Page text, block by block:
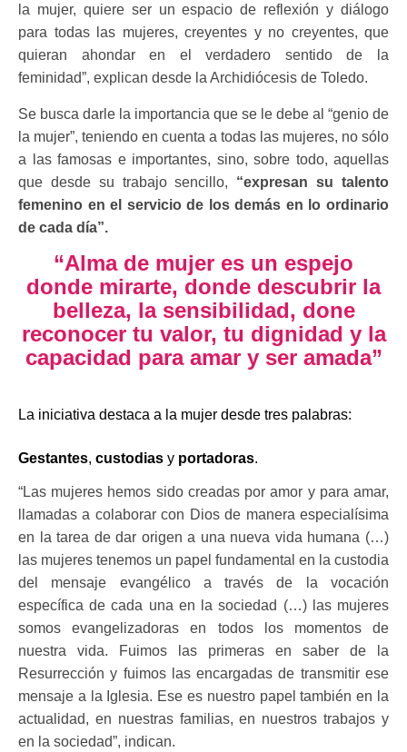
la mujer, quiere ser un espacio de reflexión y diálogo
para todas las mujeres, creyentes y no creyentes, que
quieran ahondar en el verdadero sentido de la
feminidad”, explican desde la Archidiócesis de Toledo.
Se busca darle la importancia que se le debe al “genio de
la mujer”, teniendo en cuenta a todas las mujeres, no sólo
a las famosas e importantes, sino, sobre todo, aquellas
que desde su trabajo sencillo, “expresan su talento
femenino en el servicio de los demás en lo ordinario
de cada día”.
“Alma de mujer es un espejo
donde mirarte, donde descubrir la
belleza, la sensibilidad, done
reconocer tu valor, tu dignidad y la
capacidad para amar y ser amada”
La iniciativa destaca a la mujer desde tres palabras:
Gestantes, custodias y portadoras.
“Las mujeres hemos sido creadas por amor y para amar,
llamadas a colaborar con Dios de manera especialísima
en la tarea de dar origen a una nueva vida humana (…)
las mujeres tenemos un papel fundamental en la custodia
del mensaje evangélico a través de la vocación
específica de cada una en la sociedad (…) las mujeres
somos evangelizadoras en todos los momentos de
nuestra vida. Fuimos las primeras en saber de la
Resurrección y fuimos las encargadas de transmitir ese
mensaje a la Iglesia. Ese es nuestro papel también en la
actualidad, en nuestras familias, en nuestros trabajos y
en la sociedad”, indican.